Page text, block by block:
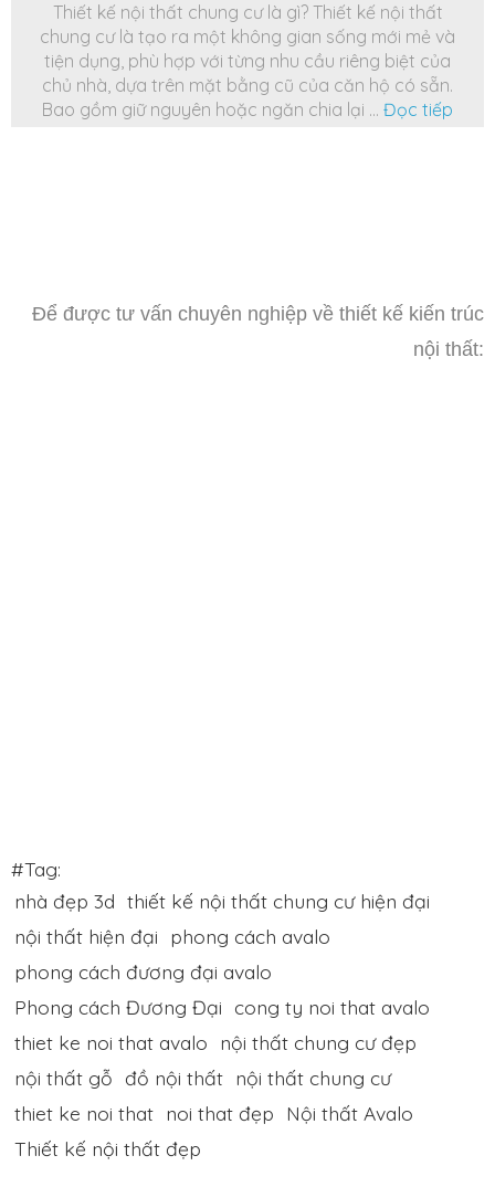
Thiết kế nội thất chung cư là gì? Thiết kế nội thất
chung cư là tạo ra một không gian sống mới mẻ và
tiện dụng, phù hợp với từng nhu cầu riêng biệt của
chủ nhà, dựa trên mặt bằng cũ của căn hộ có sẵn.
Bao gồm giữ nguyên hoặc ngăn chia lại … Đọc tiếp
Để được tư vấn chuyên nghiệp về thiết kế kiến trúc
nội thất:
#Tag:
nhà đẹp 3d thiết kế nội thất chung cư hiện đại
nội thất hiện đại phong cách avalo
phong cách đương đại avalo
Phong cách Đương Đại cong ty noi that avalo
thiet ke noi that avalo nội thất chung cư đẹp
nội thất gỗ đồ nội thất nội thất chung cư
thiet ke noi that noi that đẹp Nội thất Avalo
Thiết kế nội thất đẹp